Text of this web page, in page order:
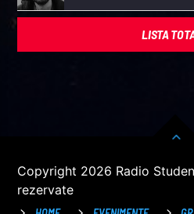
LISTA
Copyright 2026 Radio
rezervate